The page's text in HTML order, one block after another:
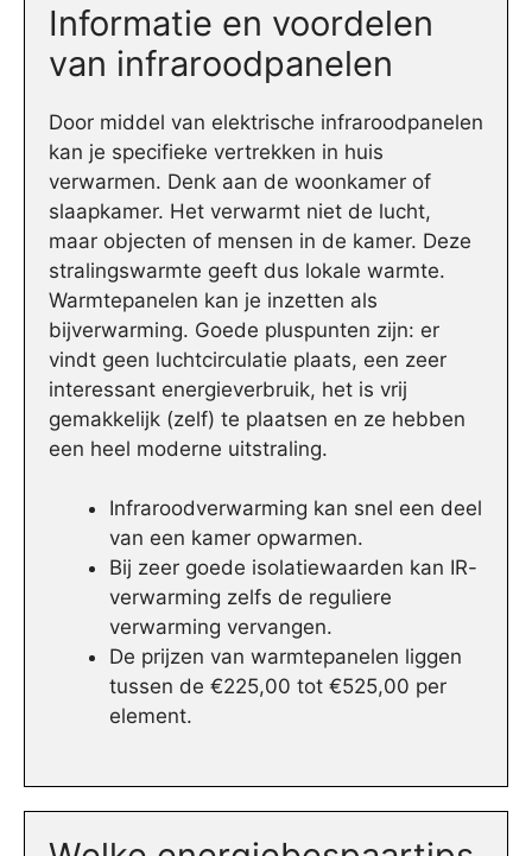
Informatie en voordelen
van infraroodpanelen
Door middel van elektrische infraroodpanelen
kan je specifieke vertrekken in huis
verwarmen. Denk aan de woonkamer of
slaapkamer. Het verwarmt niet de lucht,
maar objecten of mensen in de kamer. Deze
stralingswarmte geeft dus lokale warmte.
Warmtepanelen kan je inzetten als
bijverwarming. Goede pluspunten zijn: er
vindt geen luchtcirculatie plaats, een zeer
interessant energieverbruik, het is vrij
gemakkelijk (zelf) te plaatsen en ze hebben
een heel moderne uitstraling.
Infraroodverwarming kan snel een deel
van een kamer opwarmen.
Bij zeer goede isolatiewaarden kan IR-
verwarming zelfs de reguliere
verwarming vervangen.
De prijzen van warmtepanelen liggen
tussen de €225,00 tot €525,00 per
element.